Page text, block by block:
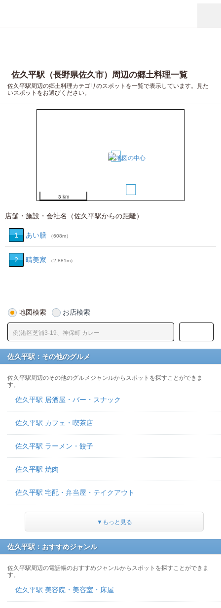
佐久平駅（長野県佐久市）周辺の郷土料理一覧
佐久平駅周辺の郷土料理カテゴリのスポットを一覧で表示しています。見た
いスポットをお選びください。
1
3 km
店舗・施設・会社名（佐久平駅からの距離）
1 あい膳 （608m）
2 晴美家 （2,881m）
地図検索 お店検索
佐久平駅：その他のグルメ
佐久平駅周辺のその他のグルメジャンルからスポットを探すことができま
す。
佐久平駅 居酒屋・バー・スナック
佐久平駅 カフェ・喫茶店
佐久平駅 ラーメン・餃子
佐久平駅 焼肉
佐久平駅 宅配・弁当屋・テイクアウト
▼もっと見る
佐久平駅：おすすめジャンル
佐久平駅周辺の電話帳のおすすめジャンルからスポットを探すことができま
す。
佐久平駅 美容院・美容室・床屋